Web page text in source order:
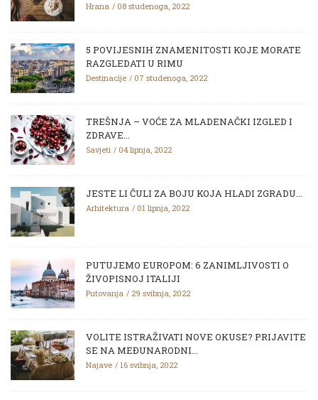
Hrana 08 studenoga, 2022
5 POVIJESNIH ZNAMENITOSTI KOJE MORATE
RAZGLEDATI U RIMU
Destinacije 07 studenoga, 2022
TREŠNJA – VOĆE ZA MLADENAČKI IZGLED I
ZDRAVE...
Savjeti 04 lipnja, 2022
JESTE LI ČULI ZA BOJU KOJA HLADI ZGRADU...
Arhitektura 01 lipnja, 2022
PUTUJEMO EUROPOM: 6 ZANIMLJIVOSTI O
ŽIVOPISNOJ ITALIJI
Putovanja 29 svibnja, 2022
VOLITE ISTRAŽIVATI NOVE OKUSE? PRIJAVITE
SE NA MEĐUNARODNI...
Najave 16 svibnja, 2022